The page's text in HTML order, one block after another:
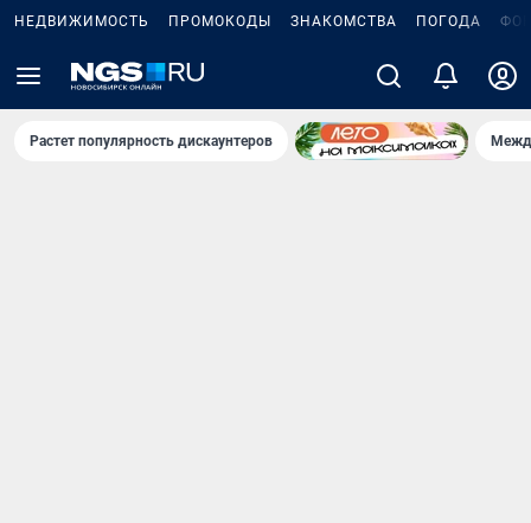
НЕДВИЖИМОСТЬ ПРОМОКОДЫ ЗНАКОМСТВА ПОГОДА
Растет популярность дискаунтеров